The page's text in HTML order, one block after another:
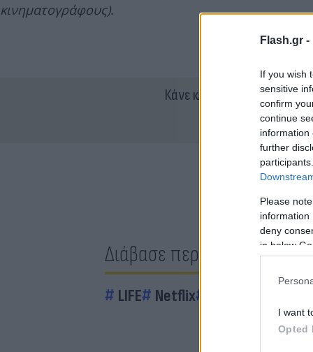
Flash.gr -
If you wish
sensitive
confirm
continue
information
further
Please
information
deny
in below
I want
Opted
κινηματογράφους).
Κάνε κλικ και δες
Διάβασε περισσότερα
LIFE Netflix